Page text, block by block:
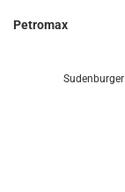
Petromax